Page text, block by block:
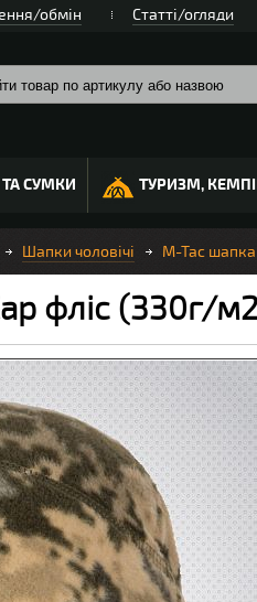
обмін Статті/огляди
СУМКИ ТУРИЗМ,
Шапки чоловічі M-Tac
фліс (330г/